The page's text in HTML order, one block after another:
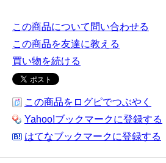
この商品について問い合わせる
この商品を友達に教える
買い物を続ける
この商品をログピでつぶやく
Yahoo!ブックマークに登録する
はてなブックマークに登録する